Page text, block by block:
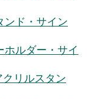
ンド・サイン
ルダー・サイ
リルスタン